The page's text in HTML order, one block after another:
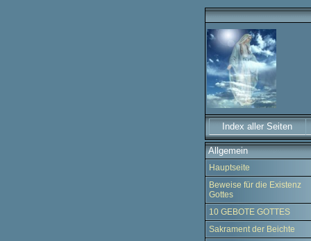
Index aller Seiten
Allgemein
Hauptseite
Beweise für die Existenz
Gottes
10 GEBOTE GOTTES
Sakrament der Beichte